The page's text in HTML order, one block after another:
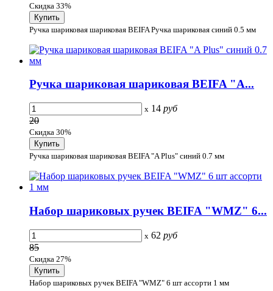
Скидка 33%
Ручка шариковая шариковая BEIFA Ручка шариковая синий 0.5 мм
Ручка шариковая шариковая BEIFA "A...
x 14 руб
20
Скидка 30%
Ручка шариковая шариковая BEIFA "A Plus" синий 0.7 мм
Набор шариковых ручек BEIFA "WMZ" 6...
x 62 руб
85
Скидка 27%
Набор шариковых ручек BEIFA "WMZ" 6 шт ассорти 1 мм